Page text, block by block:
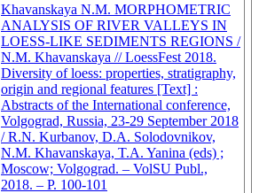
Khavanskaya N.M. MORPHOMETRIC
ANALYSIS OF RIVER VALLEYS IN
LOESS-LIKE SEDIMENTS REGIONS /
N.M. Khavanskaya // LoessFest 2018.
Diversity of loess: properties, stratigraphy,
origin and regional features [Text] :
Abstracts of the International conference,
Volgograd, Russia, 23-29 September 2018
/ R.N. Kurbanov, D.A. Solodovnikov,
N.M. Khavanskaya, T.A. Yanina (eds) ;
Moscow; Volgograd. – VolSU Publ.,
2018. – P. 100-101